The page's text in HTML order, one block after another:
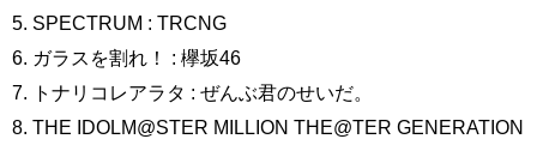
5. SPECTRUM : TRCNG
6. ガラスを割れ！ : 欅坂46
7. トナリコレアラタ : ぜんぶ君のせいだ。
8. THE IDOLM@STER MILLION THE@TER GENERATION